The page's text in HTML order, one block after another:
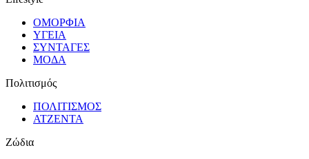
ΟΜΟΡΦΙΑ
ΥΓΕΙΑ
ΣΥΝΤΑΓΕΣ
ΜΟΔΑ
Πολιτισμός
ΠΟΛΙΤΙΣΜΟΣ
ΑΤΖΕΝΤΑ
Ζώδια